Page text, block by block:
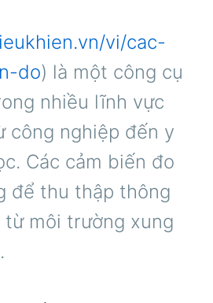
vi/cac-
do) là một công cụ
nhiều lĩnh vực
công nghiệp đến y
Các cảm biến đo
để thu thập thông
môi trường xung